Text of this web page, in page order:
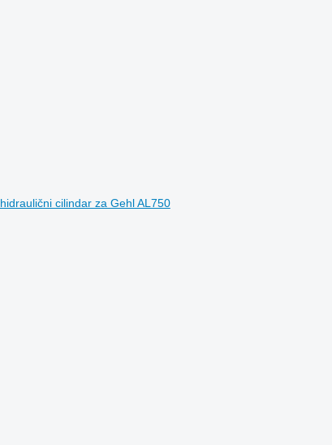
hidraulični cilindar za Gehl AL750